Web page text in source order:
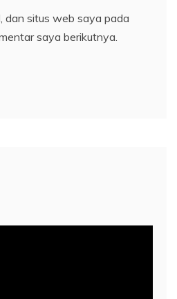
dan situs web saya pada
saya berikutnya.